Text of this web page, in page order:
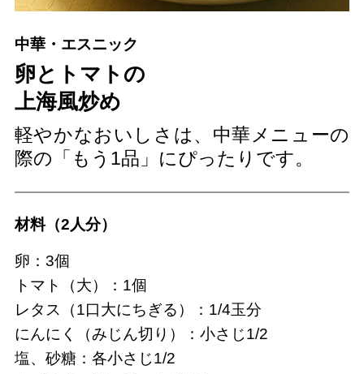
中華・エスニック
卵とトマトの
上海風炒め
軽やかなおいしさは、中華メニューの
際の「もう1品」にぴったりです。
材料（2人分）
卵：3個
トマト（大）：1個
レタス（1口大にちぎる）：1/4玉分
にんにく（みじん切り）：小さじ1/2
塩、砂糖：各小さじ1/2